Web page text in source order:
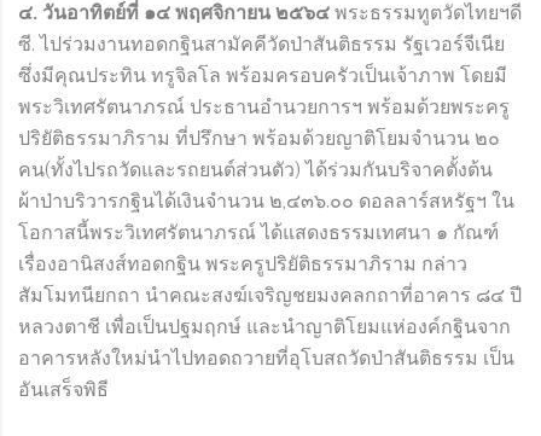
๔. วันอาทิตย์ที่ ๑๔ พฤศจิกายน ๒๕๖๔ พระธรรมทูตวัดไทยฯดี
ซี. ไปร่วมงานทอดกฐินสามัคคีวัดป่าสันติธรรม รัฐเวอร์จีเนีย
ซึ่งมีคุณประทิน ทรูจิลโล พร้อมครอบครัวเป็นเจ้าภาพ โดยมี
พระวิเทศรัตนาภรณ์ ประธานอำนวยการฯ พร้อมด้วยพระครู
ปริยัติธรรมาภิราม ที่ปรึกษา พร้อมด้วยญาติโยมจำนวน ๒๐
คน(ทั้งไปรถวัดและรถยนต์ส่วนตัว) ได้ร่วมกันบริจาคตั้งต้น
ผ้าป่าบริวารกฐินได้เงินจำนวน ๒,๔๓๖.๐๐ ดอลลาร์สหรัฐฯ ใน
โอกาสนี้พระวิเทศรัตนาภรณ์ ได้แสดงธรรมเทศนา ๑ กัณฑ์
เรื่องอานิสงส์ทอดกฐิน พระครูปริยัติธรรมาภิราม กล่าว
สัมโมทนียกถา นำคณะสงฆ์เจริญชยมงคลกถาที่อาคาร ๘๔ ปี
หลวงตาชี เพื่อเป็นปฐมฤกษ์ และนำญาติโยมแห่องค์กฐินจาก
อาคารหลังใหม่นำไปทอดถวายที่อุโบสถวัดป่าสันติธรรม เป็น
อันเสร็จพิธี